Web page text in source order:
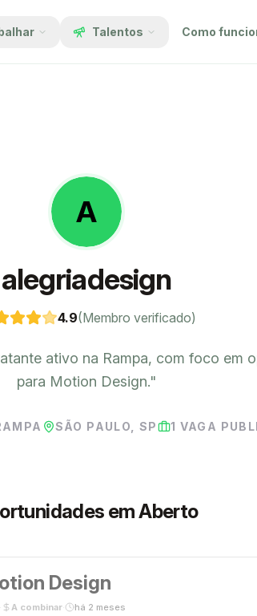
Talentos Como
A
alegriadesign
4.9(Membro verificado)
ativo na Rampa, com foco em
para Motion Design."
SÃO PAULO, SP 1 VAGA
em Aberto
Design
A combinar· há 2 meses